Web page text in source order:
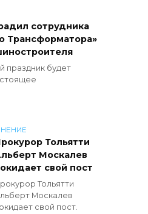
сотрудника
Трансформатора»
праздник будет
Тольятти
Москалев
свой пост
Тольятти
Москалев
свой пост.